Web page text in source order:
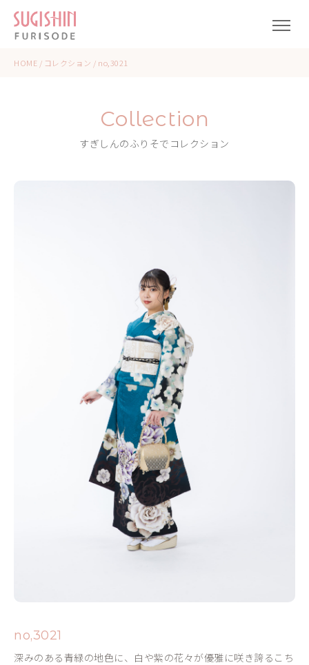
HOME / コレクション / no,3021
Collection
すぎしんのふりそでコレクション
no,3021
深みのある青緑の地色に、白や紫の花々が優雅に咲き誇るこち